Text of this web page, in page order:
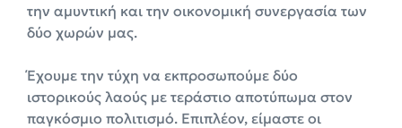
την αμυντική και την οικονομική συνεργασία των
δύο χωρών μας.
Έχουμε την τύχη να εκπροσωπούμε δύο
ιστορικούς λαούς με τεράστιο αποτύπωμα στον
παγκόσμιο πολιτισμό. Επιπλέον, είμαστε οι